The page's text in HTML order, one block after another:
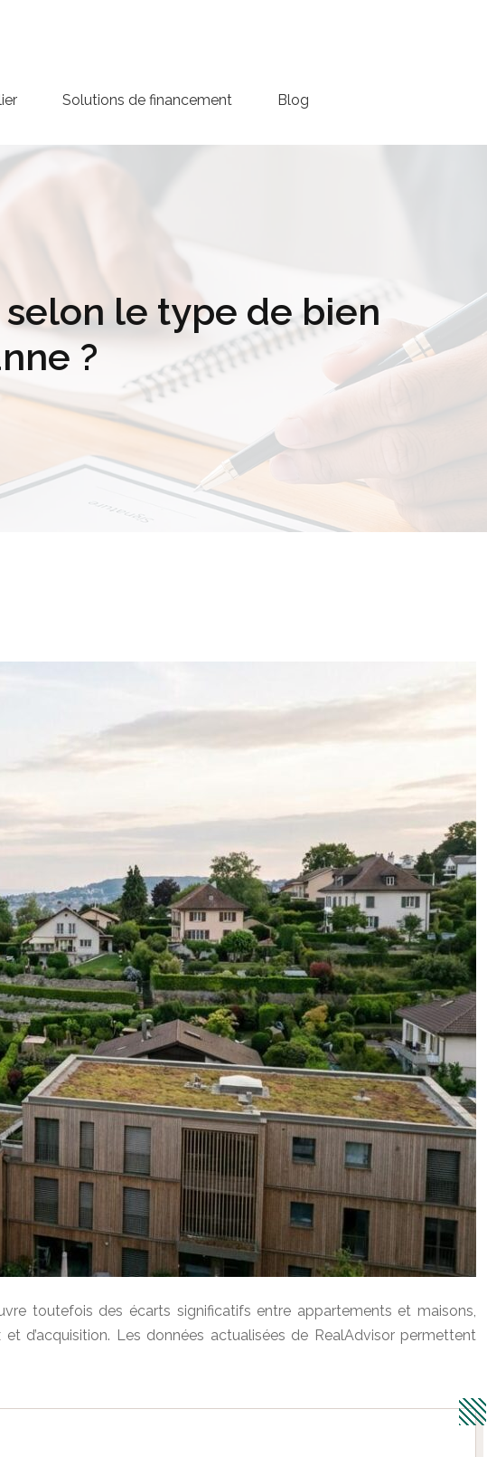
Solutions de financement Blog
le type de bien
?
toutefois des écarts significatifs entre appartements et maisons,
d’acquisition. Les données actualisées de RealAdvisor permettent